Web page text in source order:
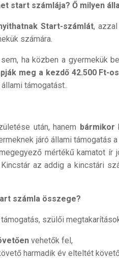
start számlája? Ő milyen
Start-számlát,
számára.
ha közben a gyermekük
meg a kezdő 42.500 Ft-
támogatást..
után, hanem bármikor
járó állami támogatás
mértékű kamatot ír
az addig a kincstári
számla összege?
szülői
vehetők fel,
harmadik év elteltét